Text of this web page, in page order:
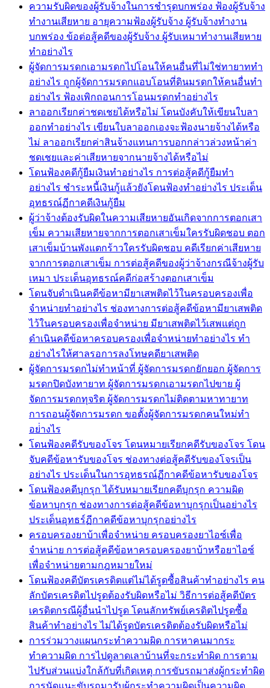
ความรับผิดของผู้รับจ้างในการชำรุดบกพร่อง ฟ้องผู้รับจ้าง
ทำงานเสียหาย อายุความฟ้องผู้รับจ้าง ผู้รับจ้างทำงาน
บกพร่อง ข้อต่อสู้คดีของผู้รับจ้าง ผู้รับเหมาทำงานเสียหาย
ทำอย่างไร
ผู้จัดการมรดกเอามรดกไปโอนให้คนอื่นที่ไม่ใช่ทายาททำ
อย่างไร ถูกผู้จัดการมรดกแอบโอนที่ดินมรดกให้คนอื่นทำ
อย่างไร ฟ้องเพิกถอนการโอนมรดกทำอย่างไร
ลาออกเรียกค่าชดเชยได้หรือไม่ โดนบังคับให้เขียนใบลา
ออกทำอย่างไร เขียนใบลาออกเองจะฟ้องนายจ้างได้หรือ
ไม่ ลาออกเรียกค่าสินจ้างแทนการบอกกล่าวล่วงหน้าค่า
ชดเชยและค่าเสียหายจากนายจ้างได้หรือไม่
โดนฟ้องคดีกู้ยืมเงินทำอย่างไร การต่อสู้คดีกู้ยืมทำ
อย่างไร ชำระหนี้เงินกู้แล้วยังโดนฟ้องทำอย่างไร ประเด็น
อุทธรณ์ฏีกาคดีเงินกู้ยืม
ผู้ว่าจ้างต้องรับผิดในความเสียหายอันเกิดจากการตอกเสา
เข็ม ความเสียหายจากการตอกเสาเข็มใครรับผิดชอบ ตอก
เสาเข็มบ้านพังแตกร้าวใครรับผิดชอบ คดีเรียกค่าเสียหาย
จากการตอกเสาเข็ม การต่อสู้คดีของผู้ว่าจ้างกรณีจ้างผู้รับ
เหมา ประเด็นอุทธรณ์คดีก่อสร้างตอกเสาเข็ม
โดนจับดำเนินคดีข้อหามียาเสพติดไว้ในครอบครองเพื่อ
จำหน่ายทำอย่างไร ช่องทางการต่อสู้คดีข้อหามียาเสพติด
ไว้ในครอบครองเพื่อจำหน่าย มียาเสพติดไว้เสพแต่ถูก
ดำเนินคดีข้อหาครอบครองเพื่อจำหน่ายทำอย่างไร ทำ
อย่างไรให้ศาลรอการลงโทษคดียาเสพติด
ผู้จัดการมรดกไม่ทำหน้าที่ ผู้จัดการมรดกยักยอก ผู้จัดการ
มรดกปิดบังทายาท ผู้จัดการมรดกเอามรดกไปขาย ผู้
จัดการมรดกทุจริต ผู้จัดการมรดกไม่ติดตามหาทายาท
การถอนผู้จัดการมรดก ขอตั้งผู้จัดการมรดกคนใหม่ทำ
อย่่างไร
โดนฟ้องคดีรับของโจร โดนหมายเรียกคดีรับของโจร โดน
จับคดีข้อหารับของโจร ช่องทางต่อสู้คดีรับของโจรเป็น
อย่างไร ประเด็นในการอุทธรณ์ฏีกาคดีข้อหารับของโจร
โดนฟ้องคดีบุกรุก ได้รับหมายเรียกคดีบุกรุก ความผิด
ข้อหาบุกรุก ช่องทางการต่อสู้คดีข้อหาบุกรุกเป็นอย่างไร
ประเด็นอุทธร์ฏีกาคดีข้อหาบุกรุกอย่างไร
ครอบครองยาบ้าเพื่อจำหน่าย ครอบครองยาไอซ์เพื่อ
จำหน่าย การต่อสู้คดีข้อหาครอบครองยาบ้าหรือยาไอซ์
เพื่อจำหน่ายตามกฎหมายใหม่
โดนฟ้องคดีบัตรเครดิตแต่ไม่ได้รูดซื้อสินค้าทำอย่างไร คน
ลักบัตรเครดิตไปรูดต้องรับผิดหรือไม่ วิธีการต่อสู้คดีบัตร
เครดิตกรณีผู้อื่นนำไปรูด โดนลักทรัพย์เครดิตไปรูดซื้อ
สินค้าทำอย่างไร ไม่ได้รูดบัตรเครดิตต้องรับผิดหรือไม่
การร่วมวางแผนกระทำความผิด การหาคนมากระ
ทำความผิด การไปดูลาดเลาบ้านที่จะกระทำผิด การตาม
ไปรับส่วนแบ่งใกล้กับที่เกิดเหตุ การขับรถมาส่งผู้กระทำผิด
การนัดแนะขับรถมารับผู้กระทำความผิดเป็นความผิด